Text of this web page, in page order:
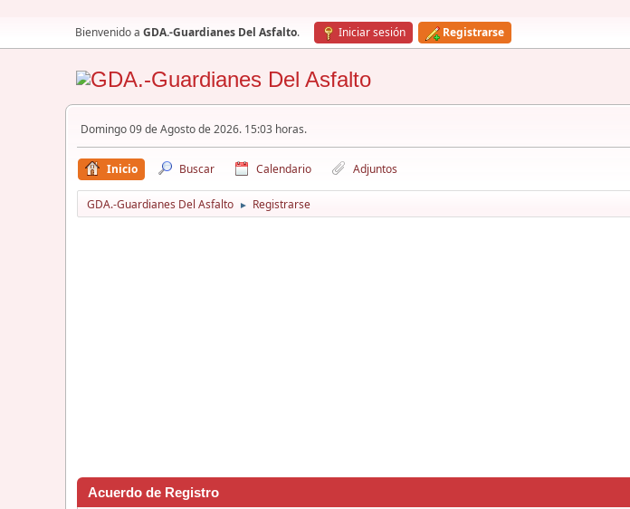
Bienvenido a GDA.-Guardianes Del Asfalto. Iniciar sesión Registrarse
Domingo 09 de Agosto de 2026. 15:03 horas.
Inicio Buscar Calendario Adjuntos
GDA.-Guardianes Del Asfalto ► Registrarse
Acuerdo de Registro